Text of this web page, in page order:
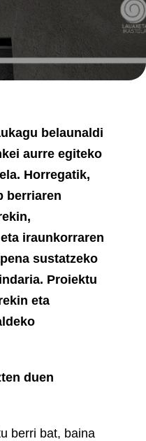
belaunaldi
aurre egiteko
Horregatik,
berriaren
iraunkorraren
sustatzeko
Proiektu
eta
duen
berri bat, baina